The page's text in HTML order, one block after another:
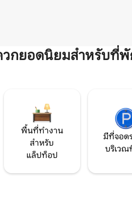
วกยอดนิยมสำหรับที่พั
พื้นที่ทำงาน
สำหรับ
แล็ปท็อป
มีที่จอด
บริเว